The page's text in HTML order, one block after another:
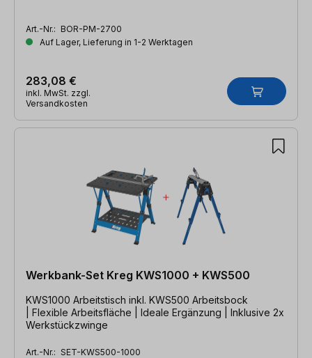
Art.-Nr.: BOR-PM-2700
Auf Lager, Lieferung in 1-2 Werktagen
283,08 €
inkl. MwSt. zzgl.
Versandkosten
Werkbank-Set Kreg KWS1000 + KWS500
KWS1000 Arbeitstisch inkl. KWS500 Arbeitsbock
| Flexible Arbeitsfläche | Ideale Ergänzung | Inklusive 2x
Werkstückzwinge
Art.-Nr.: SET-KWS500-1000